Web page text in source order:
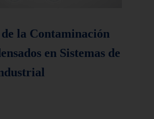
la Contaminación
en Sistemas de